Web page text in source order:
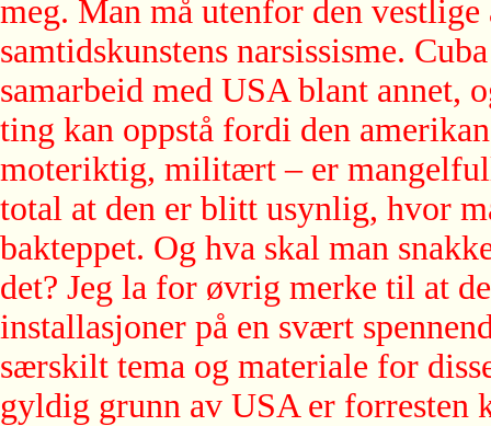
meg. Man må utenfor den vestlige
samtidskunstens narsissisme.
samarbeid med USA blant annet,
ting kan oppstå fordi den
moteriktig, militært – er
total at den er blitt usynlig, hvor
bakteppet. Og hva skal man
det? Jeg la for øvrig merke til at
installasjoner på en svært
særskilt tema og materiale for
gyldig grunn av USA er forresten